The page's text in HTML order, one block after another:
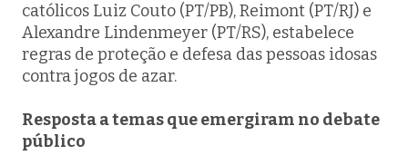
católicos Luiz Couto (PT/PB), Reimont (PT/RJ) e
Alexandre Lindenmeyer (PT/RS), estabelece
regras de proteção e defesa das pessoas idosas
contra jogos de azar.
Resposta a temas que emergiram no debate
público